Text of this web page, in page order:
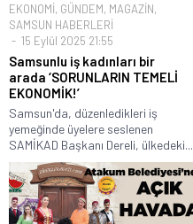
EKONOMİ, GÜNDEM, MAGAZİN,
SAMSUN HABERLERİ
15 Eylül 2025 21:55
Samsunlu iş kadınları bir
arada ‘SORUNLARIN TEMELİ
EKONOMİK!’
Samsun'da, düzenledikleri iş
yemeğinde üyelere seslenen
SAMİKAD Başkanı Dereli, ülkedeki...